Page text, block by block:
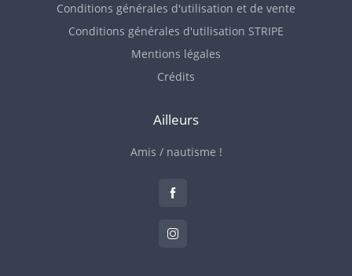
Conditions générales d'utilisation et de vente
Conditions générales d'utilisation STRIPE
Mentions légales
Crédits
Ailleurs
Amis / nautisme !